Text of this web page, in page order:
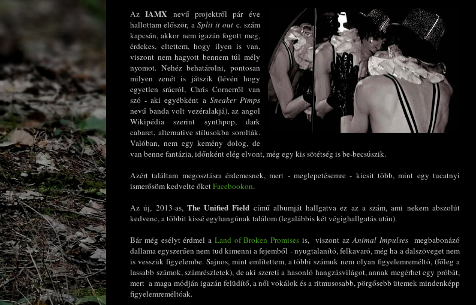
AzIAMX nevű projektről pár éve
hallottam először, a Split it out c. szám
kapcsán, akkor nem igazán fogott meg,
érdekes, eltettem, hogy ilyen is van,
viszont nem hagyott bennem túl mély
nyomot. Nehéz behatárolni, pontosan
milyen zenét is játszik (lévén hogy
egyetlen srácról, Chris Cornerről van
szó - aki egyébként a Sneaker Pimps
nevű banda volt vezéralakjá), az angol
Wikipédia szerint synthpop, dark
cabaret, alternative stílusokba sorolták.
Valóban, nem egy kemény dolog, de
van benne fantázia, időnként elég elvont, még egy kis sötétség is be-becsúszik.
Azért találtam megosztásra érdemesnek, mert - meglepetésemre - kicsit több, mint egy tucatnyi
ismerősöm kedvelte őketFacebookon.
Az új, 2013-as, The Unified Field című albumját hallgatva ez az a szám, ami nekem abszolút
kedvenc, a többit kissé egyhangúnak találom (legalábbis két végighallgatás után).
Bár még esélyt érdmel a Land of Broken Promises is, viszont azAnimal Impulsesmegbabonázó
dallama egyszerűen nem tud kimenni a fejemből - nyugtalanító, felkavaró, még ha a dalszöveget nem
is vesszük figyelembe. Sajnos, mint említettem, a többi számuk nem olyan figyelemreméltó, (főleg a
lassabb számok, számrészletek), de aki szereti a hasonló hangzásvilágot, annak megérhet egy próbát,
mert a maga módján igazán felüdítő, a női vokálok és a ritmusosabb, pörgősebb ütemek mindenképp
figyelemreméltóak.